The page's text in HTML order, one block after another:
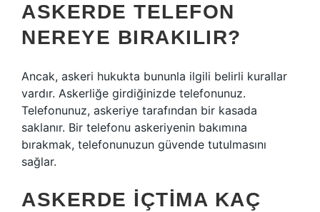
ASKERDE TELEFON
NEREYE BIRAKILIR?
Ancak, askeri hukukta bununla ilgili belirli kurallar
vardır. Askerliğe girdiğinizde telefonunuz.
Telefonunuz, askeriye tarafından bir kasada
saklanır. Bir telefonu askeriyenin bakımına
bırakmak, telefonunuzun güvende tutulmasını
sağlar.
ASKERDE IÇTIMA KAÇ